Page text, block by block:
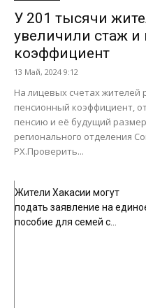
У 201 тысячи
увеличили стаж
коэффициент
13 Май, 2024 9:12
На лицевых счетах жителей
пенсионный коэффициент,
пенсию и её будущий
регионального отделения
РХ.Проверить...
Жители Хакасии могут
подать заявление на
пособие для семей с...